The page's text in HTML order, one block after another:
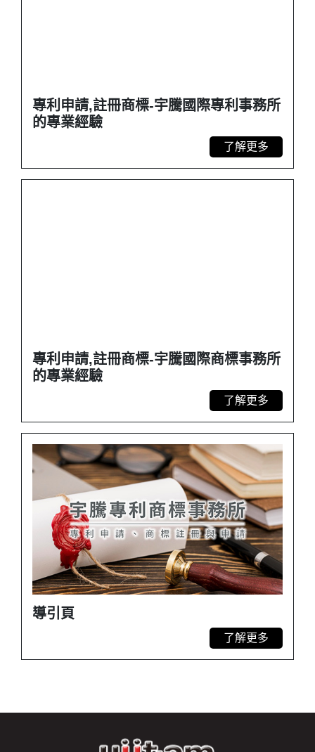
專利申請,註冊商標-宇騰國際專利事務所
的專業經驗
了解更多
專利申請,註冊商標-宇騰國際商標事務所
的專業經驗
了解更多
導引頁
了解更多